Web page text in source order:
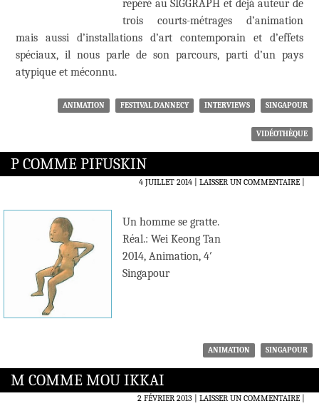
repéré au SIGGRAPH et déjà auteur de
trois courts-métrages d’animation
mais aussi d’installations d’art contemporain et d’effets
spéciaux, il nous parle de son parcours, parti d’un pays
atypique et méconnu.
ANIMATION FESTIVAL D'ANNECY INTERVIEWS SINGAPOUR
VIDÉOTHÈQUE
P COMME PIFUSKIN
4 JUILLET 2014 LAISSER UN COMMENTAIRE|
Un homme se gratte.
Réal.: Wei Keong Tan
2014, Animation, 4′
Singapour
ANIMATION SINGAPOUR
M COMME MOU IKKAI
2 FÉVRIER 2013 LAISSER UN COMMENTAIRE|